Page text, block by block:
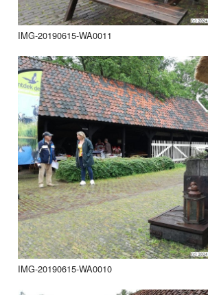
IMG-20190615-WA0011
IMG-20190615-WA0010